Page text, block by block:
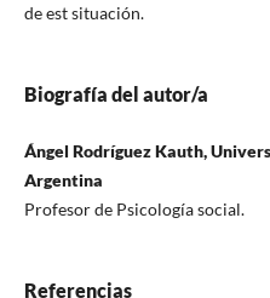
de est situación.
Biografía del autor/a
Ángel Rodríguez Kauth,
Argentina
Profesor de Psicología social.
Referencias